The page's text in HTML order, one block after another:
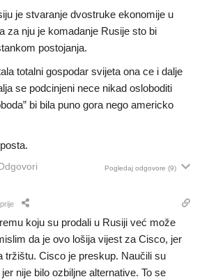
je stvaranje dvostruke ekonomije u
za nju je komadanje Rusije sto bi
postojanja.
totalni gospodar svijeta ona ce i dalje
se podcinjeni nece nikad osloboditi
bi bila puno gora nego americko
Pogledaj odgovore (9)
koju su prodali u Rusiji već može
da je ovo lošija vijest za Cisco, jer
tržištu. Cisco je preskup. Naučili su
nije bilo ozbiljne alternative. To se